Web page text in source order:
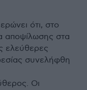
ότι, στο
αποψίλωσης στα
ελεύθερες
συνελήφθη
Οι